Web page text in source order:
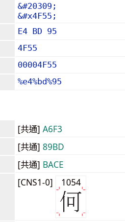
&#20309;
&#x4F55;
E4 BD 95
4F55
00004F55
%e4%bd%95
[共通] A6F3
[共通] 89BD
[共通] BACE
[CNS1-0] 1054